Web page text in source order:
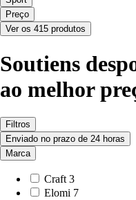
Preço
Ver os 415 produtos
Soutiens
ao melhor
Filtros
Enviado no prazo de 24 horas
Marca
Craft 3
Elomi 7